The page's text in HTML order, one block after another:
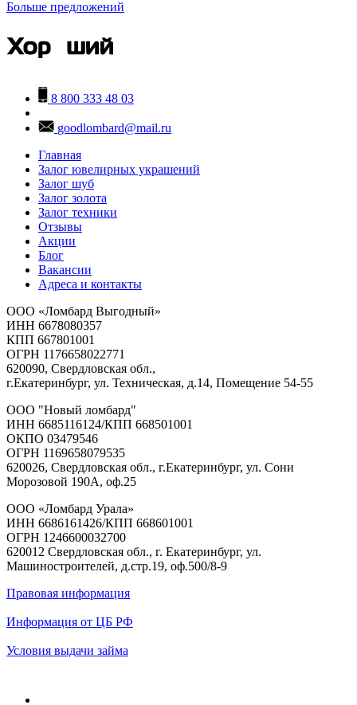
Больше предложений
8 800 333 48 03
goodlombard@mail.ru
Главная
Залог ювелирных украшений
Залог шуб
Залог золота
Залог техники
Отзывы
Акции
Блог
Вакансии
Адреса и контакты
ООО «Ломбард Выгодный»
ИНН 6678080357
КПП 667801001
ОГРН 1176658022771
620090, Свердловская обл.,
г.Екатеринбург, ул. Техническая, д.14, Помещение 54-55
ООО "Новый ломбард"
ИНН 6685116124/КПП 668501001
ОКПО 03479546
ОГРН 1169658079535
620026, Свердловская обл., г.Екатеринбург, ул. Сони
Морозовой 190А, оф.25
ООО «Ломбард Урала»
ИНН 6686161426/КПП 668601001
ОГРН 1246600032700
620012 Свердловская обл., г. Екатеринбург, ул.
Машиностроителей, д.стр.19, оф.500/8-9
Правовая информация
Информация от ЦБ РФ
Условия выдачи займа